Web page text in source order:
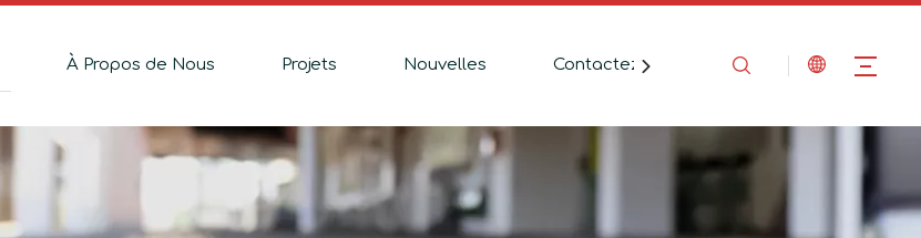
À Propos de Nous Projets Nouvelles Contactez-Nous